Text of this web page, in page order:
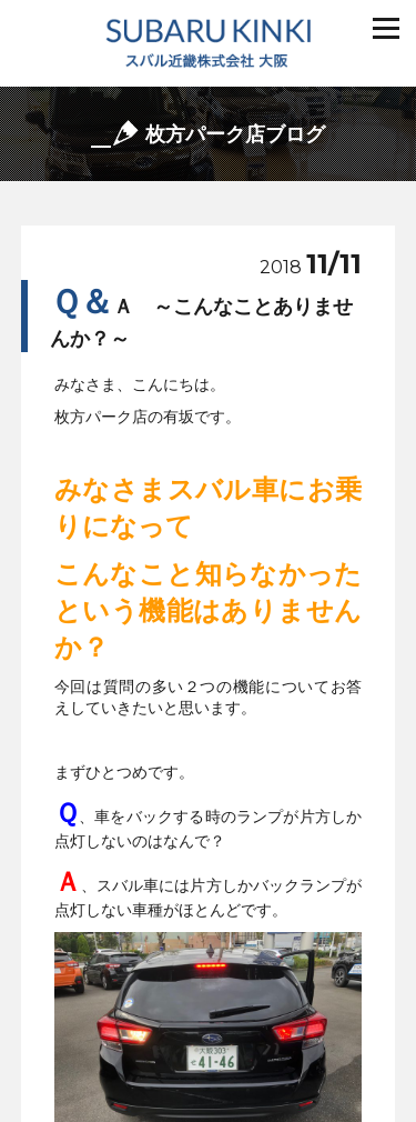
枚方パーク店ブログ
2018 11/11
Ｑ＆ Ａ ～こんなことありませ
んか？～
みなさま、こんにちは。
枚方パーク店の有坂です。
みなさまスバル車にお乗
りになって
こんなこと知らなかった
という機能はありません
か？
今回は質問の多い２つの機能についてお答
えしていきたいと思います。
まずひとつめです。
Ｑ、車をバックする時のランプが片方しか
点灯しないのはなんで？
Ａ 、スバル車には片方しかバックランプが
点灯しない車種がほとんどです。